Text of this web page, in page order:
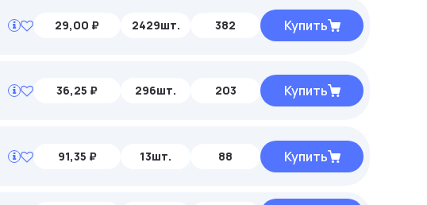
29,00 ₽ 2429шт. 382 Купить
36,25 ₽ 296шт. 203 Купить
91,35 ₽ 13шт. 88 Купить